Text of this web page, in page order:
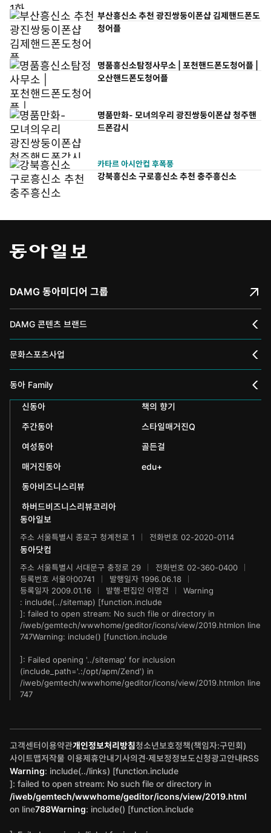
부산흥신소 추천 광진쌍둥이폰샵 김제핸드폰도
청어플
명품흥신소탐정사무소 | 포천핸드폰도청어플 |
오산핸드폰도청어플
명품만화- 모녀의우리 광진쌍둥이폰샵 청주핸
드폰감시
카타르 아시안컵 후폭풍
강북흥신소 구로흥신소 추천 충주흥신소
DAMG 동아미디어 그룹
DAMG 콘텐츠 브랜드
채널A
스포츠동아
어린이동아
에듀동아
어린이과학동아
수학동아
어린이수학동아
브랜더쿠
IT동아
게임동아
문화스포츠사업
동아 신춘문예
동아국악콩쿠르
동아뮤지컬콩쿠르
동아무용콩쿠르
동아주니어음악콩쿠르
동아주니어국악콩쿠르
동아마라톤
동아연극상
LG와 함께 하는 서울국제음악콩쿠르
동아 Family
인촌기념회
신문박물관
화정평화재단
하서학술재단
신동아
책의 향기
주간동아
스타일매거진Q
여성동아
골든걸
매거진동아
edu+
동아비즈니스리뷰
하버드비즈니스리뷰코리아
동아일보
주소 서울특별시 종로구 청계천로 1 전화번호 02-2020-0114
동아닷컴
주소 서울특별시 서대문구 충정로 29
전화번호 02-360-0400
등록번호 서울아00741
발행일자 1996.06.18
등록일자 2009.01.16
발행·편집인 이명건
Warning
: include(../sitemap) [function.include
]: failed to open stream: No such file or directory in
/iweb/gemtech/wwwhome/geditor/icons/view/2019.htmlon line
747Warning: include() [function.include
]: Failed opening '../sitemap' for inclusion
(include_path='.:/opt/apm/Zend') in
/iweb/gemtech/wwwhome/geditor/icons/view/2019.htmlon line
747
고객센터이용약관개인정보처리방침청소년보호정책(책임자:구민회)
사이트맵저작물 이용제휴안내기사의견·제보정정보도신청광고안내RSS
Warning: include(../links) [function.include
]: failed to open stream: No such file or directory in
/iweb/gemtech/wwwhome/geditor/icons/view/2019.html
on line788Warning: include() [function.include